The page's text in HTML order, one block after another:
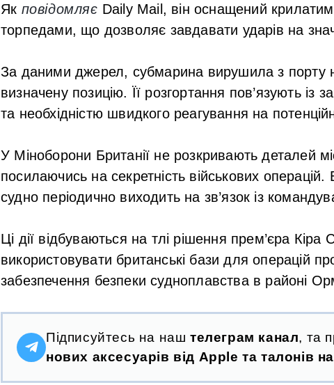
Як повідомляє Daily Mail, він оснащений
торпедами, що дозволяє завдавати ударів на
За даними джерел, субмарина вирушила з порту
визначену позицію. Її розгортання пов’язують із
та необхідністю швидкого реагування на
У Міноборони Британії не розкривають деталей
посилаючись на секретність військових
судно періодично виходить на зв’язок із
Ці дії відбуваються на тлі рішення прем’єра
використовувати британські бази для операцій
забезпечення безпеки судноплавства в районі
Підписуйтесь на наш телеграм канал, та
нових аксесуарів від Apple та талонів